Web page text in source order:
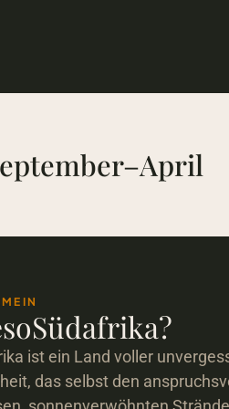
Südafrika?
ist ein Land voller
das selbst den